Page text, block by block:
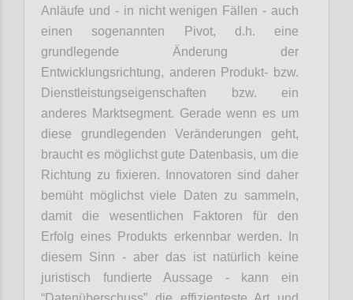
Anläufe und - in nicht wenigen Fällen - auch
einen sogenannten Pivot, d.h. eine
grundlegende Änderung der
Entwicklungsrichtung, anderen Produkt- bzw.
Dienstleistungseigenschaften bzw. ein
anderes Marktsegment. Gerade wenn es um
diese grundlegenden Veränderungen geht,
braucht es möglichst gute Datenbasis, um die
Richtung zu fixieren. Innovatoren sind daher
bemüht möglichst viele Daten zu sammeln,
damit die wesentlichen Faktoren für den
Erfolg eines Produkts erkennbar werden. In
diesem Sinn - aber das ist natürlich keine
juristisch fundierte Aussage - kann ein